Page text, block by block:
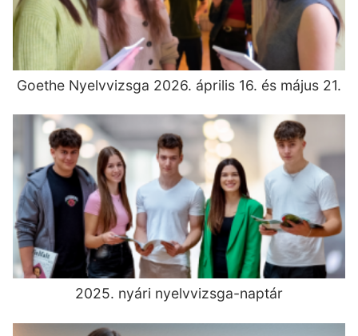
Goethe Nyelvvizsga 2026. április 16. és május 21.
2025. nyári nyelvvizsga-naptár